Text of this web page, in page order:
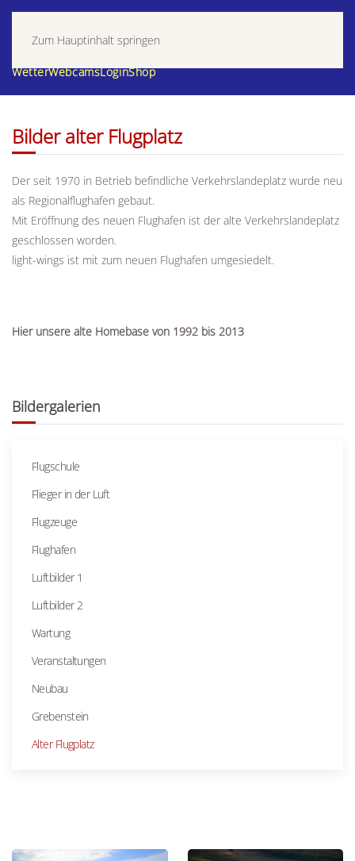
Zum Hauptinhalt springen
WetterWebcamsLoginShop
Bilder alter Flugplatz
Der seit 1970 in Betrieb befindliche Verkehrslandeplatz wurde neu
als Regionalflughafen gebaut.
Mit Eröffnung des neuen Flughafen ist der alte Verkehrslandeplatz
geschlossen worden.
light-wings ist mit zum neuen Flughafen umgesiedelt.
Hier unsere alte Homebase von 1992 bis 2013
Bildergalerien
Flugschule
Flieger in der Luft
Flugzeuge
Flughafen
Luftbilder 1
Luftbilder 2
Wartung
Veranstaltungen
Neubau
Grebenstein
Alter Flugplatz